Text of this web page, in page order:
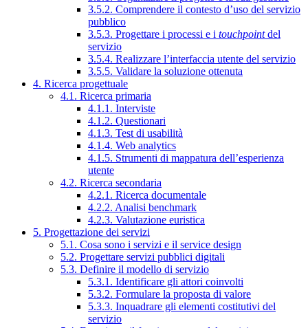
3.5.2. Comprendere il contesto d’uso del servizio
pubblico
3.5.3. Progettare i processi e i touchpointdel
servizio
3.5.4. Realizzare l’interfaccia utente del servizio
3.5.5. Validare la soluzione ottenuta
4. Ricerca progettuale
4.1. Ricerca primaria
4.1.1. Interviste
4.1.2. Questionari
4.1.3. Test di usabilità
4.1.4. Web analytics
4.1.5. Strumenti di mappatura dell’esperienza
utente
4.2. Ricerca secondaria
4.2.1. Ricerca documentale
4.2.2. Analisi benchmark
4.2.3. Valutazione euristica
5. Progettazione dei servizi
5.1. Cosa sono i servizi e il service design
5.2. Progettare servizi pubblici digitali
5.3. Definire il modello di servizio
5.3.1. Identificare gli attori coinvolti
5.3.2. Formulare la proposta di valore
5.3.3. Inquadrare gli elementi costitutivi del
servizio